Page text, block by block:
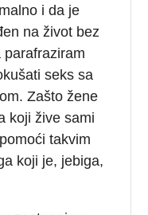
i da je
na život bez
seks sa
Zašto žene
koji žive sami
takvim
koji je, jebiga,